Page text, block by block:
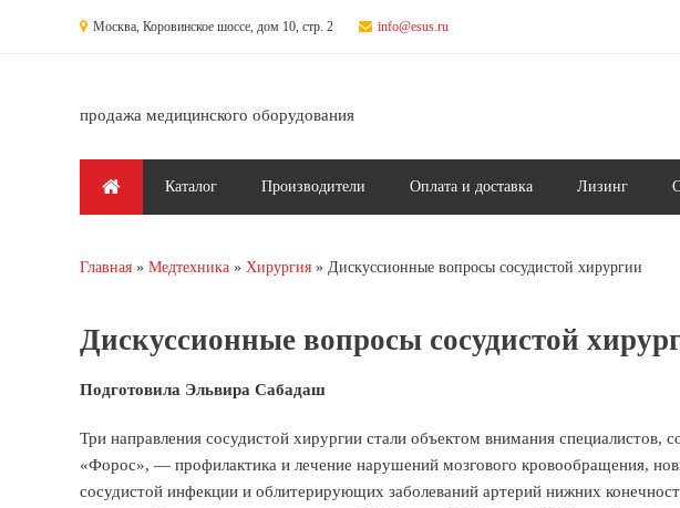
Москва, Коровинское шоссе, дом 10, стр. 2 info@esus.ru
продажа медицинского оборудования
Главное менюКаталог Производители Оплата и доставка Лизинг
Вы здесь
Главная Медтехника Хирургия Дискуссионные вопросы сосудистой хирургии
Дискуссионные вопросы сосудистой
Подготовила Эльвира Сабадаш
Три направления сосудистой хирургии стали объектом внимания специалистов,
«Форос», — профилактика и лечение нарушений мозгового кровообращения,
сосудистой инфекции и облитерирующих заболеваний артерий нижних